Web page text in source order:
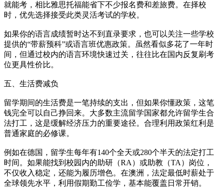
就能考，相比雅思托福能省下不少报名费和差旅费。在择校
时，优先选择接受此类灵活考试的学校。
如果你的语言成绩暂时达不到直录要求，也可以关注一些学校
提供的“带薪预科”或语言班优惠政策。虽然看似多花了一年时
间，但通过校内的语言环境快速过关，往往比在国内反复刷考
位更具性价比。
五、生活费减负
留学期间的生活费是一笔持续的支出，但如果你懂政策，这笔
钱完全可以自己挣回来。大多数主流留学国家都允许留学生合
法打工，这是缓解经济压力的重要途径。合理利用政策红利是
普通家庭的必修课。
例如在德国，留学生每年有140个全天或280个半天的法定打工
时间。如果能找到校园内的助研（RA）或助教（TA）岗位，
不仅收入稳定，还能为履历增色。在澳洲，法定最低时薪处于
全球领先水平，利用假期勤工俭学，基本能覆盖日常开销。